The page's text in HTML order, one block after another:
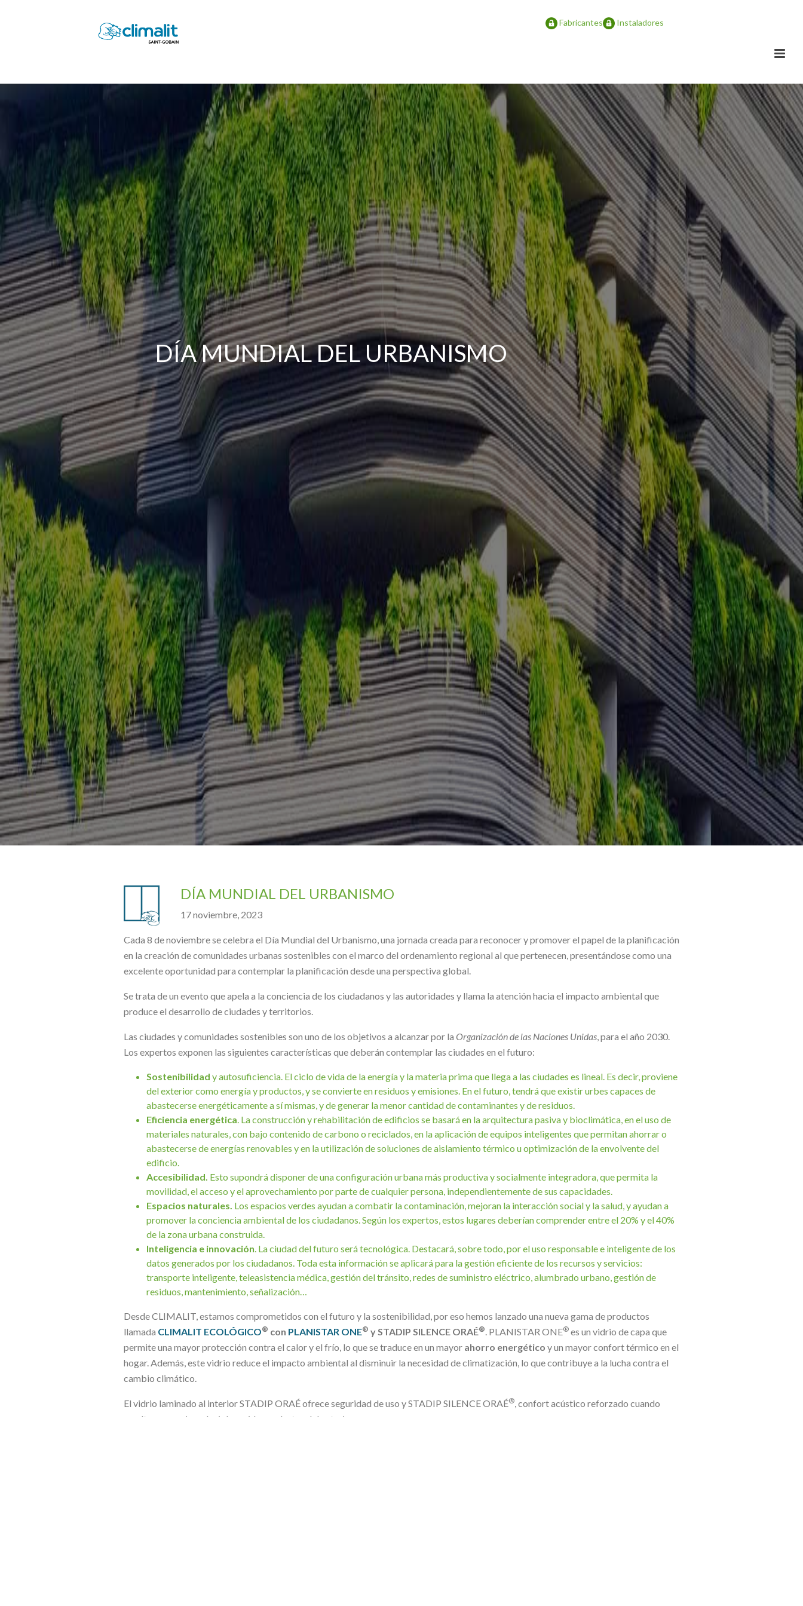
Fabricantes Instaladores
DÍA MUNDIAL DEL URBANISMO
DÍA MUNDIAL DEL URBANISMO
17 noviembre, 2023
Cada 8 de noviembre se celebra el Día Mundial del Urbanismo, una jornada creada para reconocer y promover el papel de la planificación
en la creación de comunidades urbanas sostenibles con el marco del ordenamiento regional al que pertenecen, presentándose como una
excelente oportunidad para contemplar la planificación desde una perspectiva global.
Se trata de un evento que apela a la conciencia de los ciudadanos y las autoridades y llama la atención hacia el impacto ambiental que
produce el desarrollo de ciudades y territorios.
Las ciudades y comunidades sostenibles son uno de los objetivos a alcanzar por la Organización de las Naciones Unidas, para el año 2030.
Los expertos exponen las siguientes características que deberán contemplar las ciudades en el futuro:
Sostenibilidad y autosuficiencia. El ciclo de vida de la energía y la materia prima que llega a las ciudades es lineal. Es decir, proviene
del exterior como energía y productos, y se convierte en residuos y emisiones. En el futuro, tendrá que existir urbes capaces de
abastecerse energéticamente a sí mismas, y de generar la menor cantidad de contaminantes y de residuos.
Eficiencia energética. La construcción y rehabilitación de edificios se basará en la arquitectura pasiva y bioclimática, en el uso de
materiales naturales, con bajo contenido de carbono o reciclados, en la aplicación de equipos inteligentes que permitan ahorrar o
abastecerse de energías renovables y en la utilización de soluciones de aislamiento térmico u optimización de la envolvente del
edificio.
Accesibilidad. Esto supondrá disponer de una configuración urbana más productiva y socialmente integradora, que permita la
movilidad, el acceso y el aprovechamiento por parte de cualquier persona, independientemente de sus capacidades.
Espacios naturales. Los espacios verdes ayudan a combatir la contaminación, mejoran la interacción social y la salud, y ayudan a
promover la conciencia ambiental de los ciudadanos. Según los expertos, estos lugares deberían comprender entre el 20% y el 40%
de la zona urbana construida.
Inteligencia e innovación. La ciudad del futuro será tecnológica. Destacará, sobre todo, por el uso responsable e inteligente de los
datos generados por los ciudadanos. Toda esta información se aplicará para la gestión eficiente de los recursos y servicios:
transporte inteligente, teleasistencia médica, gestión del tránsito, redes de suministro eléctrico, alumbrado urbano, gestión de
residuos, mantenimiento, señalización…
Desde CLIMALIT, estamos comprometidos con el futuro y la sostenibilidad, por eso hemos lanzado una nueva gama de productos
llamada CLIMALIT ECOLÓGICO® con PLANISTAR ONE® y STADIP SILENCE ORAÉ®. PLANISTAR ONE® es un vidrio de capa que
permite una mayor protección contra el calor y el frío, lo que se traduce en un mayor ahorro energético y un mayor confort térmico en el
hogar. Además, este vidrio reduce el impacto ambiental al disminuir la necesidad de climatización, lo que contribuye a la lucha contra el
cambio climático.
El vidrio laminado al interior STADIP ORAÉ ofrece seguridad de uso y STADIP SILENCE ORAÉ®, confort acústico reforzado cuando
resulte necesario reducir los ruidos molestos del exterior.